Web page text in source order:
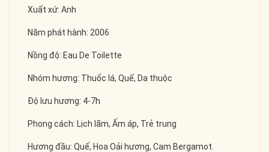
Xuất xứ: Anh
Năm phát hành: 2006
Nồng độ: Eau De Toilette
Nhóm hương: Thuốc lá, Quế, Da thuộc
Độ lưu hương: 4-7h
Phong cách: Lịch lãm, Ấm áp, Trẻ trung
Hương đầu: Quế, Hoa Oải hương, Cam Bergamot.